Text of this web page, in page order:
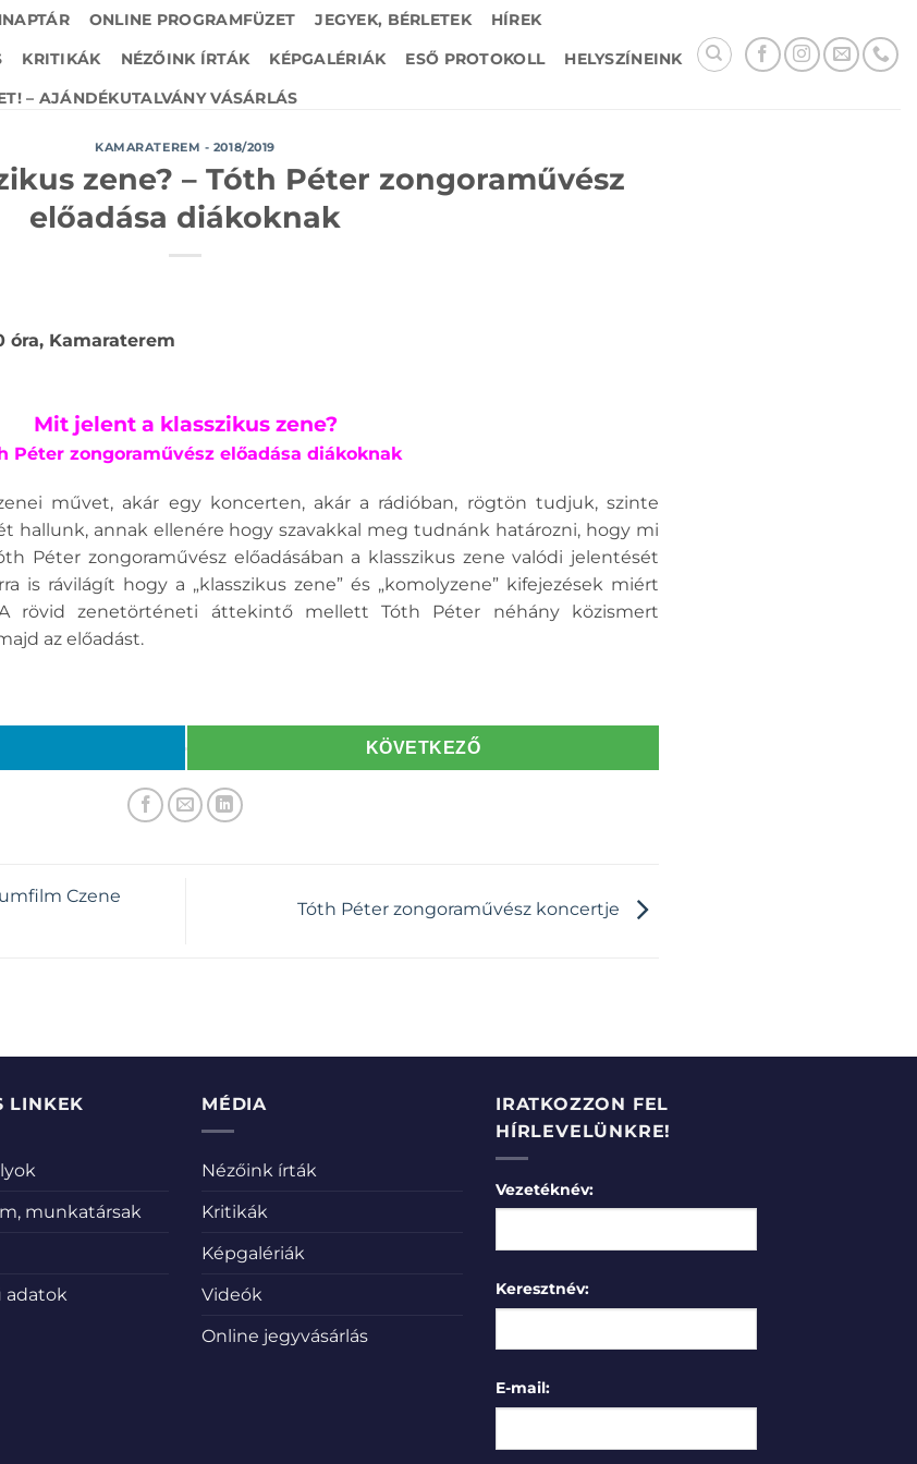
ONLINE PROGRAMFÜZET JEGYEK, BÉRLETEK
HÍREK
KRITIKÁK NÉZŐINK ÍRTÁK KÉPGALÉRIÁK ESŐ PROTOKOLL
HELYSZÍNEINK
– AJÁNDÉKUTALVÁNY VÁSÁRLÁS
KAMARATEREM - 2018/2019
zene? – Tóth Péter zongoraművész
előadása diákoknak
óra, Kamaraterem
Mit jelent a klasszikus zene?
Péter zongoraművész előadása diákoknak
művet, akár egy koncerten, akár a rádióban, rögtön tudjuk, szinte
hallunk, annak ellenére hogy szavakkal meg tudnánk határozni, hogy mi
Péter zongoraművész előadásában a klasszikus zene valódi jelentését
is rávilágít hogy a „klasszikus zene” és „komolyzene” kifejezések miért
rövid zenetörténeti áttekintő mellett Tóth Péter néhány közismert
az előadást.
KÖVETKEZŐ
Czene
Tóth Péter zongoraművész koncertje
LINKEK
munkatársak
adatok
MÉDIA
Nézőink írták
Kritikák
Képgalériák
Videók
Online jegyvásárlás
IRATKOZZON FEL
HÍRLEVELÜNKRE!
Vezetéknév:
Keresztnév:
E-mail: